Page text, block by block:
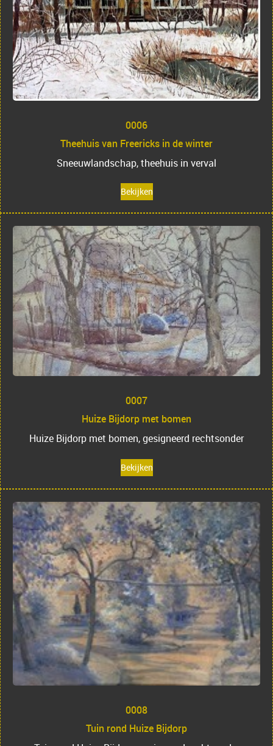
0006
Theehuis van Freericks in de winter
Sneeuwlandschap, theehuis in verval
Bekijken
0007
Huize Bijdorp met bomen
Huize Bijdorp met bomen, gesigneerd rechtsonder
Bekijken
0008
Tuin rond Huize Bijdorp